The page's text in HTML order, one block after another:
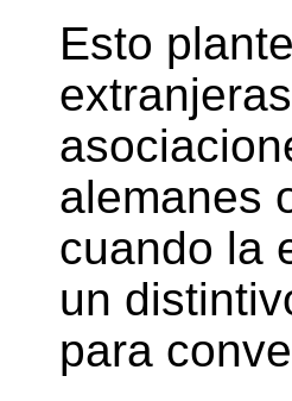
Esto
alemanes
cuando la
un
para